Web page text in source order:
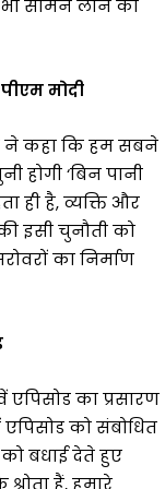
भी सामने लाने का
मोदी
ने कहा कि हम सबने
होगी ‘बिन पानी
ही है, व्यक्ति और
इसी चुनौती को
का निर्माण
का प्रसारण
को संबोधित
बधाई देते हुए
हैं, हमारे